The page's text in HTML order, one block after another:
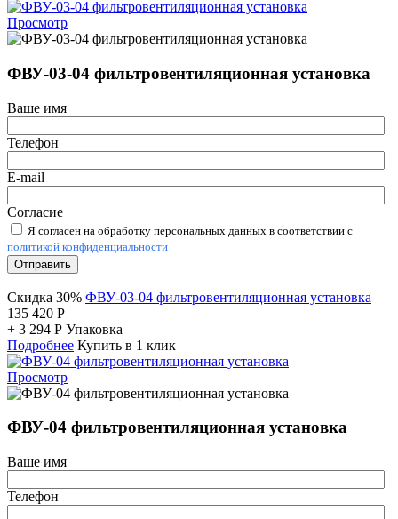
Просмотр
ФВУ-03-04 фильтровентиляционная установка
Ваше имя
Телефон
E-mail
Согласие
Я согласен на обработку персональных данных в соответствии с
политикой конфиденциальности
Отправить
Скидка 30% ФВУ-03-04 фильтровентиляционная установка
135 420 Р
+ 3 294 Р Упаковка
Подробнее Купить в 1 клик
Просмотр
ФВУ-04 фильтровентиляционная установка
Ваше имя
Телефон